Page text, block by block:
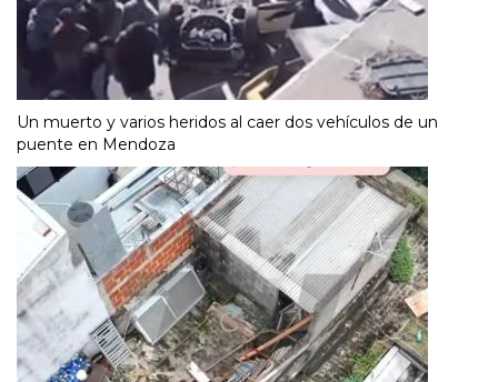
Un muerto y varios heridos al caer dos vehículos de un
puente en Mendoza